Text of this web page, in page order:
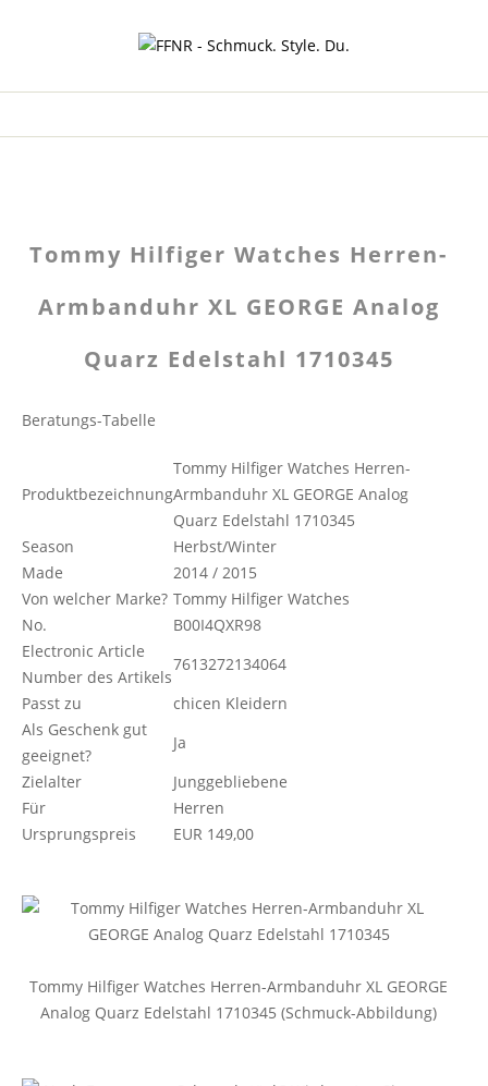
Tommy Hilfiger Watches Herren-
Armbanduhr XL GEORGE Analog
Quarz Edelstahl 1710345
Beratungs-Tabelle
Produktbezeichnung
Tommy Hilfiger Watches Herren-
Armbanduhr XL GEORGE Analog
Quarz Edelstahl 1710345
Season
Herbst/Winter
Made
2014 / 2015
Von welcher Marke? Tommy Hilfiger Watches
No.
B00I4QXR98
Electronic Article
Number des Artikels
7613272134064
Passt zu
chicen Kleidern
Als Geschenk gut
geeignet?
Ja
Zielalter
Junggebliebene
Für
Herren
Ursprungspreis
EUR 149,00
Tommy Hilfiger Watches Herren-Armbanduhr XL GEORGE
Analog Quarz Edelstahl 1710345 (Schmuck-Abbildung)